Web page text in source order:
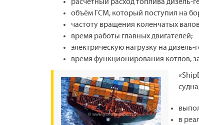
объём ГСМ, который поступил на
частоту вращения коленчатых
время работы главных двигателей;
электрическую нагрузку на дизель-
время функционирования котлов,
в